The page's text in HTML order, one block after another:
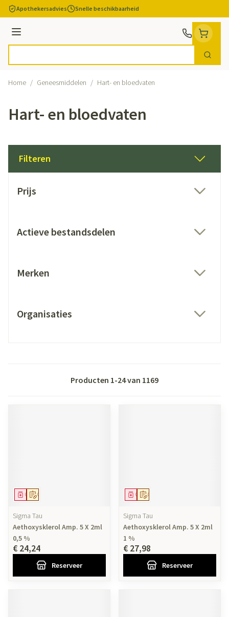
Ga naar de inhoud
Apothekersadvies Snelle beschikbaarheid
Menu
Zoek
Home / Geneesmiddelen / Hart- en bloedvaten
Hart- en bloedvaten
Filteren
Prijs
Actieve bestandsdelen
Merken
Organisaties
Producten 1-24van 1169
Op voorschrift
Geneesmiddel
Sigma Tau
Aethoxysklerol Amp. 5 X 2ml
0,5 %
€ 24,24
Reserveer
Op voorschrift
Geneesmiddel
Sigma Tau
Aethoxysklerol Amp. 5 X 2ml
1 %
€ 27,98
Reserveer